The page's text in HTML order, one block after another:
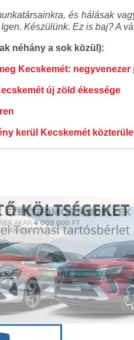
és hálásak
Készülünk. Ez is baj? A
néhány a sok közül):
Kecskemét:
új zöld ékessége
kerül Kecskemét